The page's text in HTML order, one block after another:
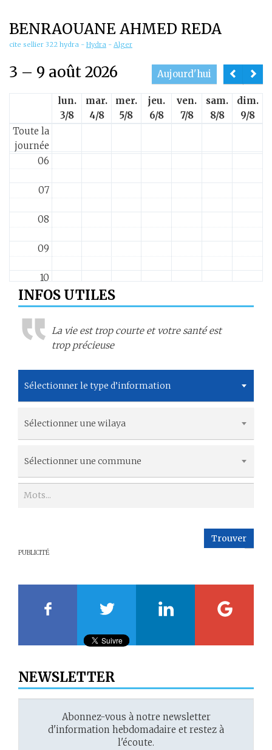
BENRAOUANE AHMED REDA
cite sellier 322 hydra - Hydra - Alger
3 – 9 août 2026 Aujourd'hui
lun.
3/8
mar.
4/8
mer.
5/8
jeu.
6/8
ven.
7/8
sam.
8/8
dim.
9/8
Toute la
journée
02
03
05
06
07
08
09
10
11
12
15
17
INFOS UTILES
La vie est trop courte et votre santé est
trop précieuse
Sélectionner le type d’information
Sélectionner une wilaya
Sélectionner une commune
Trouver
PUBLICITÉ
NEWSLETTER
Abonnez-vous à notre newsletter
d'information hebdomadaire et restez à
l'écoute.